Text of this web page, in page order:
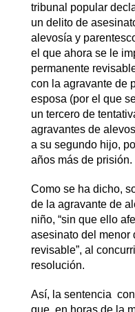
tribunal popular
un delito de
alevosía y
el que ahora se le
permanente
con la agravante de
esposa (por el que
un tercero de
agravantes de
a su segundo hijo,
años más de prisión.
Como se ha dicho,
de la agravante de
niño, “sin que ello
asesinato del menor
revisable”, al
resolución.
Así, la sentencia
que, en horas de la